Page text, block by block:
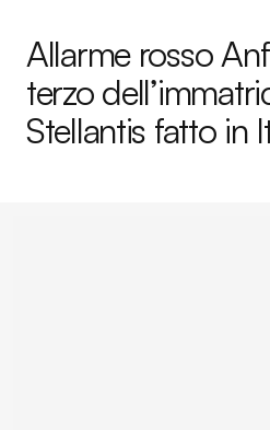
Allarme rosso
terzo
Stellantis fatto in